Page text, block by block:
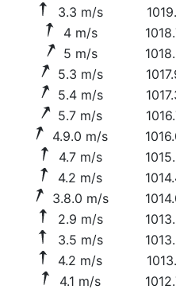
3.3 m/s
4 m/s
5 m/s
5.3 m/s
5.4 m/s
5.7 m/s
4.9.0 m/s
4.7 m/s
4.2 m/s
3.8.0 m/s
2.9 m/s
3.5 m/s
4.2 m/s
4.1 m/s